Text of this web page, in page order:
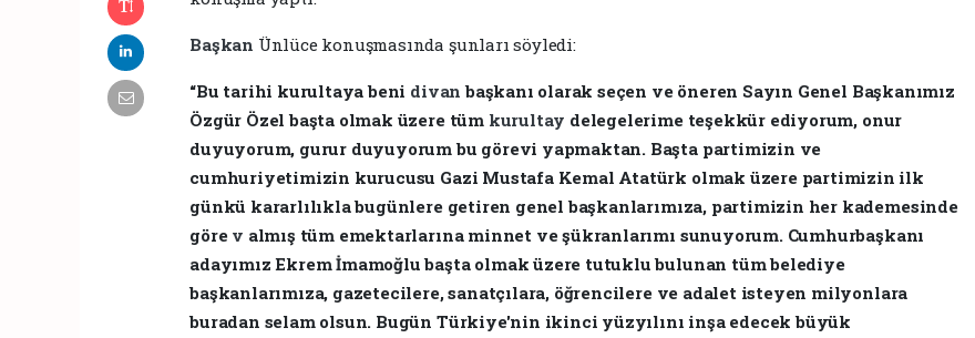
Başkan Ünlüce konuşmasında şunları söyledi:
“Bu tarihi kurultaya beni divanbaşkanı olarak seçen ve öneren Sayın Genel Başkanımız
Özgür Özel başta olmak üzere tüm kurultay delegelerime teşekkür ediyorum, onur
duyuyorum, gurur duyuyorum bu görevi yapmaktan. Başta partimizin ve
cumhuriyetimizin kurucusu Gazi Mustafa Kemal Atatürk olmak üzere partimizin ilk
günkü kararlılıkla bugünlere getiren genel başkanlarımıza, partimizin her kademesinde
göre v almış tüm emektarlarına minnet ve şükranlarımı sunuyorum. Cumhurbaşkanı
adayımız Ekrem İmamoğlu başta olmak üzere tutuklu bulunan tüm belediye
başkanlarımıza, gazetecilere, sanatçılara, öğrencilere ve adalet isteyen milyonlara
buradan selam olsun. Bugün Türkiye'nin ikinci yüzyılını inşa edecek büyük